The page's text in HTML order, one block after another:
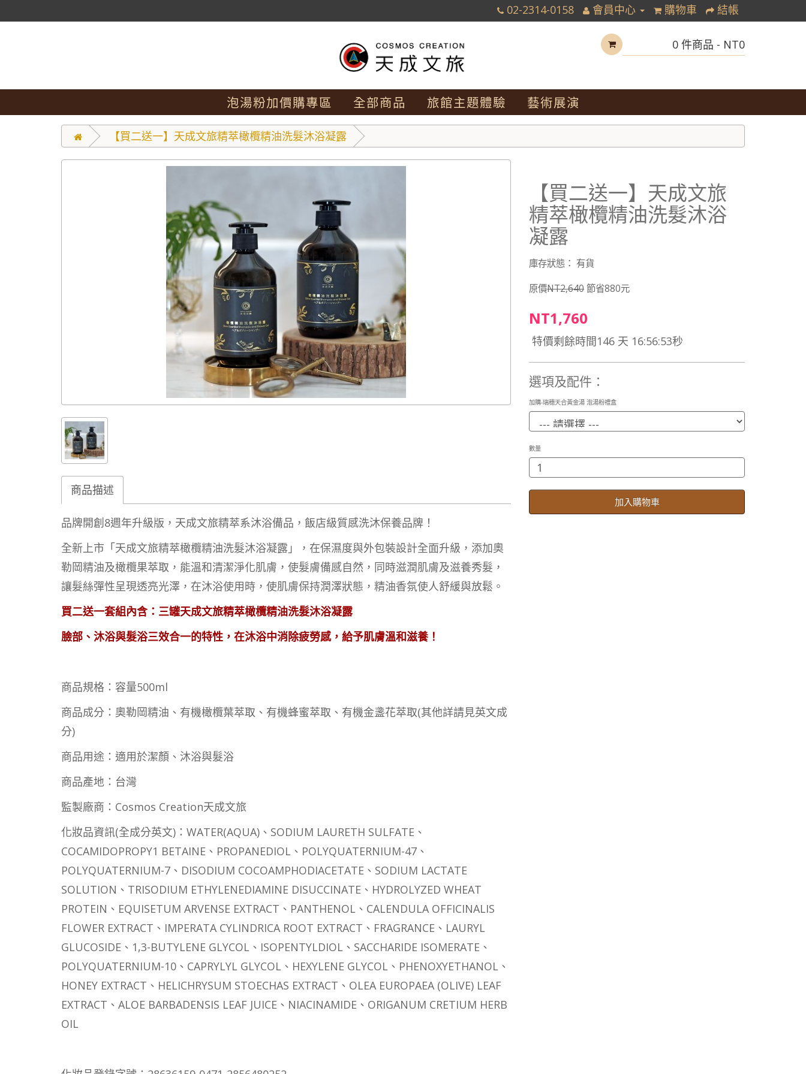
02-2314-0158 會員中心 購物車 結帳
0 件商品 - NT0
泡湯粉加價購專區 全部商品 旅館主題體驗 藝術展演
【買二送一】天成文旅精萃橄欖精油洗髮沐浴凝露
商品描述
品牌開創8週年升級版，天成文旅精萃系沐浴備品，飯店級質感洗沐保養品牌！
全新上市「天成文旅精萃橄欖精油洗髮沐浴凝露」，在保濕度與外包裝設計全面升級，添加奧
勒岡精油及橄欖果萃取，能溫和清潔淨化肌膚，使髮膚備感自然，同時滋潤肌膚及滋養秀髮，
讓髮絲彈性呈現透亮光澤，在沐浴使用時，使肌膚保持潤澤狀態，精油香氛使人舒緩與放鬆。
買二送一套組內含：三罐天成文旅精萃橄欖精油洗髮沐浴凝露
臉部、沐浴與髮浴三效合一的特性，在沐浴中消除疲勞感，給予肌膚溫和滋養！
商品規格：容量500ml
商品成分：奧勒岡精油、有機橄欖葉萃取、有機蜂蜜萃取、有機金盞花萃取(其他詳請見英文成
分)
商品用途：適用於潔顏、沐浴與髮浴
商品產地：台灣
監製廠商：Cosmos Creation天成文旅
化妝品資訊(全成分英文)：WATER(AQUA)、SODIUM LAURETH SULFATE、
COCAMIDOPROPY1 BETAINE、PROPANEDIOL、POLYQUATERNIUM-47、
POLYQUATERNIUM-7、DISODIUM COCOAMPHODIACETATE、SODIUM LACTATE
SOLUTION、TRISODIUM ETHYLENEDIAMINE DISUCCINATE、HYDROLYZED WHEAT
PROTEIN、EQUISETUM ARVENSE EXTRACT、PANTHENOL、CALENDULA OFFICINALIS
FLOWER EXTRACT、IMPERATA CYLINDRICA ROOT EXTRACT、FRAGRANCE、LAURYL
GLUCOSIDE、1,3-BUTYLENE GLYCOL、ISOPENTYLDIOL、SACCHARIDE ISOMERATE、
POLYQUATERNIUM-10、CAPRYLYL GLYCOL、HEXYLENE GLYCOL、PHENOXYETHANOL、
HONEY EXTRACT、HELICHRYSUM STOECHAS EXTRACT、OLEA EUROPAEA (OLIVE) LEAF
EXTRACT、ALOE BARBADENSIS LEAF JUICE、NIACINAMIDE、ORIGANUM CRETIUM HERB
OIL
【買二送一】天成文旅
精萃橄欖精油洗髮沐浴
凝露
庫存狀態： 有貨
原價NT2,640節省880元
NT1,760
特價剩餘時間146 天 16:56:53秒
選項及配件：
加購-瑞穗天合黃金湯 泡湯粉禮盒
數量
加入購物車